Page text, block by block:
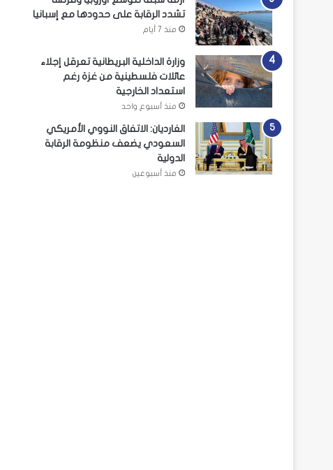
تشدد الرقابة على حدودها مع إسبانيا
منذ 7 أيام
وزارة الداخلية البريطانية تعرقل إجلاء
عائلات فلسطينية من غزة رغم
استعداد الخارجية
منذ أسبوع واحد
الغارديان: الاتفاق النووي الأمريكي
السعودي يضعف منظومة الرقابة
الدولية
منذ أسبوعين